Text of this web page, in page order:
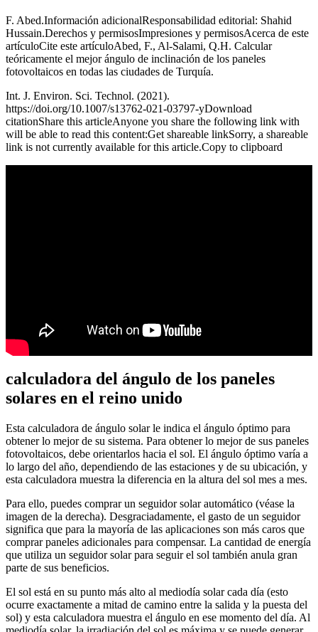
F. Abed.Información adicionalResponsabilidad editorial: Shahid
Hussain.Derechos y permisosImpresiones y permisosAcerca de este
artículoCite este artículoAbed, F., Al-Salami, Q.H. Calcular
teóricamente el mejor ángulo de inclinación de los paneles
fotovoltaicos en todas las ciudades de Turquía.
Int. J. Environ. Sci. Technol. (2021).
https://doi.org/10.1007/s13762-021-03797-yDownload
citationShare this articleAnyone you share the following link with
will be able to read this content:Get shareable linkSorry, a shareable
link is not currently available for this article.Copy to clipboard
calculadora del ángulo de los paneles
solares en el reino unido
Esta calculadora de ángulo solar le indica el ángulo óptimo para
obtener lo mejor de su sistema. Para obtener lo mejor de sus paneles
fotovoltaicos, debe orientarlos hacia el sol. El ángulo óptimo varía a
lo largo del año, dependiendo de las estaciones y de su ubicación, y
esta calculadora muestra la diferencia en la altura del sol mes a mes.
Para ello, puedes comprar un seguidor solar automático (véase la
imagen de la derecha). Desgraciadamente, el gasto de un seguidor
significa que para la mayoría de las aplicaciones son más caros que
comprar paneles adicionales para compensar. La cantidad de energía
que utiliza un seguidor solar para seguir el sol también anula gran
parte de sus beneficios.
El sol está en su punto más alto al mediodía solar cada día (esto
ocurre exactamente a mitad de camino entre la salida y la puesta del
sol) y esta calculadora muestra el ángulo en ese momento del día. Al